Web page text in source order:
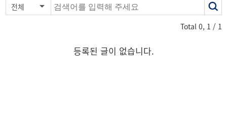
전체
Total 0, 1 / 1
등록된 글이 없습니다.